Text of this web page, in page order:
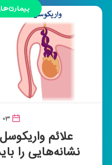
03 تیر 1405
علائم
نشانه‌هایی را